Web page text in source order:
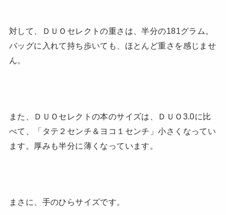
対して、ＤＵＯセレクトの重さは、半分の181グラム。
バッグに入れて持ち歩いても、ほとんど重さを感じませ
ん。
また、ＤＵＯセレクトの本のサイズは、ＤＵＯ3.0に比
べて、「タテ２センチ＆ヨコ１センチ」小さくなってい
ます。厚みも半分に薄くなっています。
まさに、手のひらサイズです。